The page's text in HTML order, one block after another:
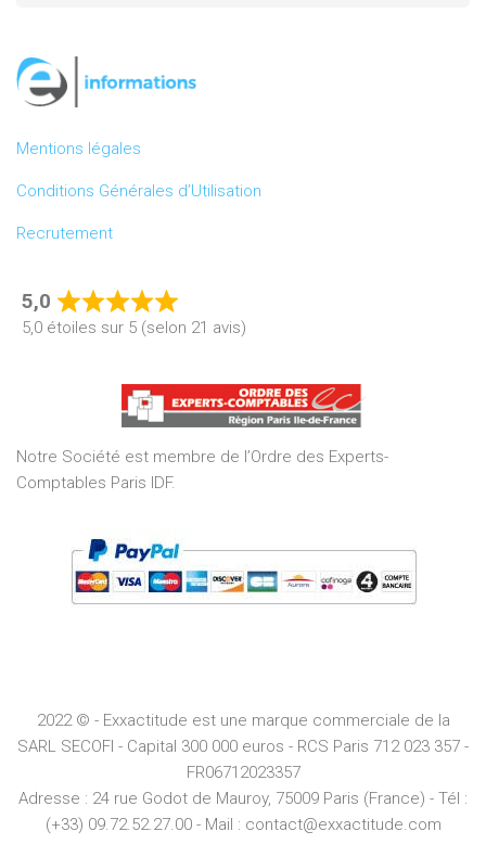
Mentions légales
Conditions Générales d’Utilisation
Recrutement
5,0
Rated
5,0
of
5
5,0 étoiles sur 5 (selon 21 avis)
Notre Société est membre de l’Ordre des Experts-
Comptables Paris IDF.
2022 © - Exxactitude est une marque commerciale de la
SARL SECOFI - Capital 300 000 euros - RCS Paris 712 023 357 -
FR06712023357
Adresse : 24 rue Godot de Mauroy, 75009 Paris (France) - Tél :
(+33) 09.72.52.27.00 - Mail : contact@exxactitude.com